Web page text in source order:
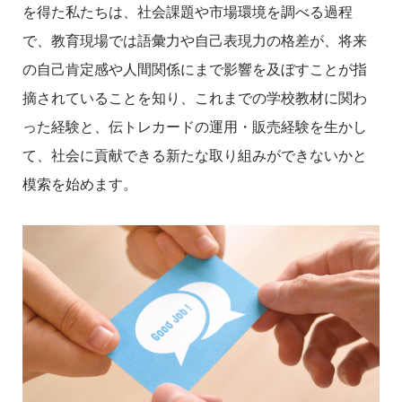
を得た私たちは、社会課題や市場環境を調べる過程
で、教育現場では語彙力や自己表現力の格差が、将来
の自己肯定感や人間関係にまで影響を及ぼすことが指
摘されていることを知り、これまでの学校教材に関わ
った経験と、伝トレカードの運用・販売経験を生かし
て、社会に貢献できる新たな取り組みができないかと
模索を始めます。